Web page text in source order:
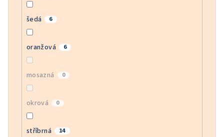
šedá 6
oranžová 6
mosazná 0
okrová 0
stříbrná 14